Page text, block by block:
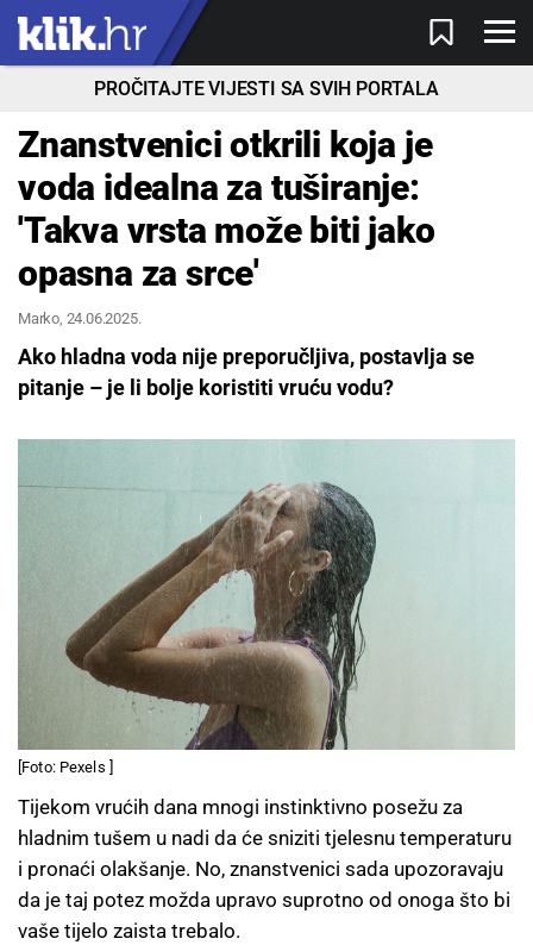
PROČITAJTE VIJESTI SA SVIH PORTALA
Znanstvenici otkrili koja je
voda idealna za tuširanje:
'Takva vrsta može biti jako
opasna za srce'
Marko, 24.06.2025.
Ako hladna voda nije preporučljiva, postavlja se
pitanje – je li bolje koristiti vruću vodu?
[Foto: Pexels ]
Tijekom vrućih dana mnogi instinktivno posežu za
hladnim tušem u nadi da će sniziti tjelesnu temperaturu
i pronaći olakšanje. No, znanstvenici sada upozoravaju
da je taj potez možda upravo suprotno od onoga što bi
vaše tijelo zaista trebalo.